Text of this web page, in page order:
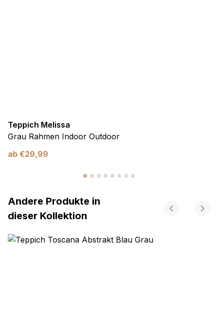
Teppich Melissa
Grau Rahmen Indoor Outdoor
ab €29,99
Andere Produkte in
dieser Kollektion